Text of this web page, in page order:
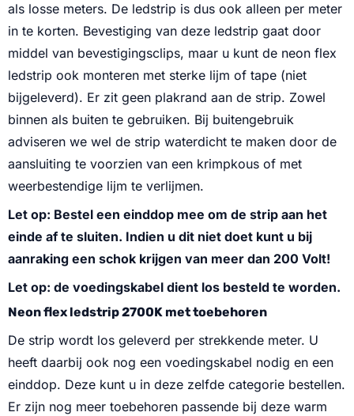
als losse meters. De ledstrip is dus ook alleen per meter
in te korten. Bevestiging van deze ledstrip gaat door
middel van bevestigingsclips, maar u kunt de neon flex
ledstrip ook monteren met sterke lijm of tape (niet
bijgeleverd). Er zit geen plakrand aan de strip. Zowel
binnen als buiten te gebruiken. Bij buitengebruik
adviseren we wel de strip waterdicht te maken door de
aansluiting te voorzien van een krimpkous of met
weerbestendige lijm te verlijmen.
Let op: Bestel een einddop mee om de strip aan het
einde af te sluiten. Indien u dit niet doet kunt u bij
aanraking een schok krijgen van meer dan 200 Volt!
Let op: de voedingskabel dient los besteld te worden.
Neon flex ledstrip 2700K met toebehoren
De strip wordt los geleverd per strekkende meter. U
heeft daarbij ook nog een voedingskabel nodig en een
einddop. Deze kunt u in deze zelfde categorie bestellen.
Er zijn nog meer toebehoren passende bij deze warm